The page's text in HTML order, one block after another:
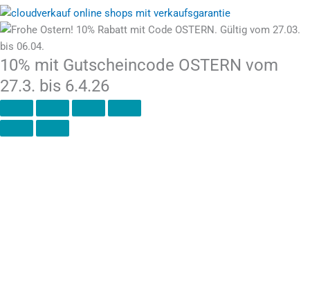
10% mit Gutscheincode OSTERN vom
27.3. bis 6.4.26